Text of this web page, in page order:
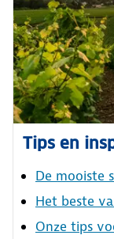
Tips en
De mooiste
Het beste
Onze tips